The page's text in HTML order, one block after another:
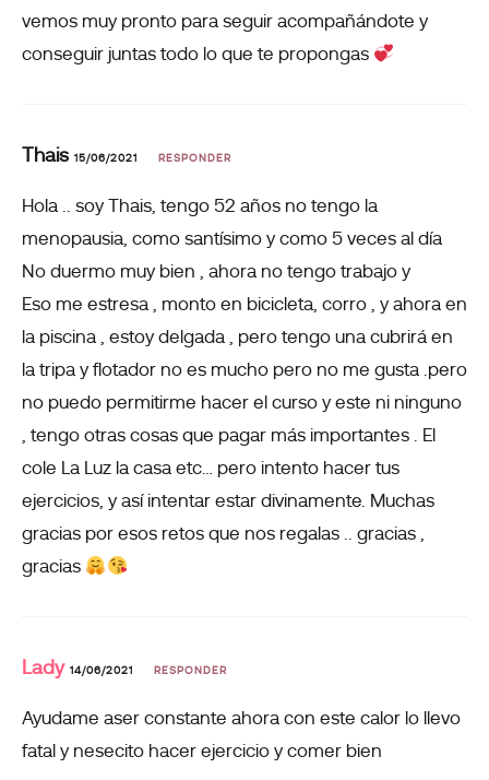
vemos muy pronto para seguir acompañándote y
conseguir juntas todo lo que te propongas
Thais 15/06/2021 RESPONDER
Hola .. soy Thais, tengo 52 años no tengo la
menopausia, como santísimo y como 5 veces al día
No duermo muy bien , ahora no tengo trabajo y
Eso me estresa , monto en bicicleta, corro , y ahora en
la piscina , estoy delgada , pero tengo una cubrirá en
la tripa y flotador no es mucho pero no me gusta .pero
no puedo permitirme hacer el curso y este ni ninguno
, tengo otras cosas que pagar más importantes . El
cole La Luz la casa etc… pero intento hacer tus
ejercicios, y así intentar estar divinamente. Muchas
gracias por esos retos que nos regalas .. gracias ,
gracias
Lady 14/06/2021 RESPONDER
Ayudame aser constante ahora con este calor lo llevo
fatal y nesecito hacer ejercicio y comer bien